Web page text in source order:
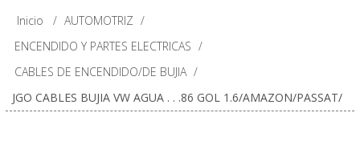
Inicio / AUTOMOTRIZ /
ENCENDIDO Y PARTES ELECTRICAS /
CABLES DE ENCENDIDO/DE BUJIA /
JGO CABLES BUJIA VW AGUA . . .86 GOL 1.6/AMAZON/PASSAT/